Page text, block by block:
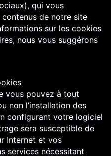
qui vous
de notre site
sur les cookies
nous vous suggérons
vous pouvez à tout
non l’installation des
configurant votre logiciel
sera susceptible de
Internet et vos
services nécessitant